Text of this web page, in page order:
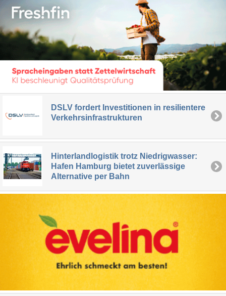
DSLV fordert Investitionen in resilientere
Verkehrsinfrastrukturen
Hinterlandlogistik trotz Niedrigwasser:
Hafen Hamburg bietet zuverlässige
Alternative per Bahn